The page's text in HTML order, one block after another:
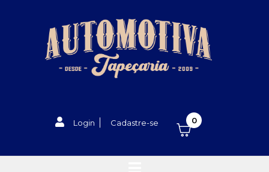
Login Cadastre-se 0